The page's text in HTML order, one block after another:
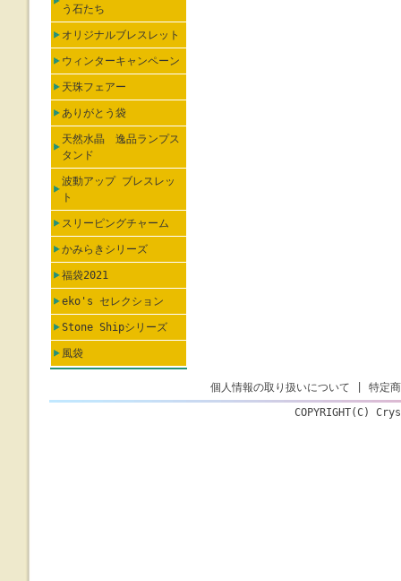
う石たち
オリジナルブレスレット
ウィンターキャンペーン
天珠フェアー
ありがとう袋
天然水晶 逸品ランプス
タンド
波動アップ ブレスレッ
ト
スリーピングチャーム
かみらきシリーズ
福袋2021
eko's セレクション
Stone Shipシリーズ
風袋
個人情報の取り扱いについて
特定
COPYRIGHT(C)